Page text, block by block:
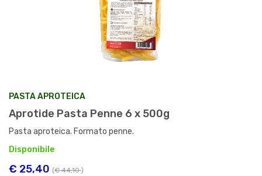
PASTA APROTEICA
Aprotide Pasta Penne 6 x 500g
Pasta aproteica. Formato penne.
Disponibile
€ 25,40 (€ 44,10)